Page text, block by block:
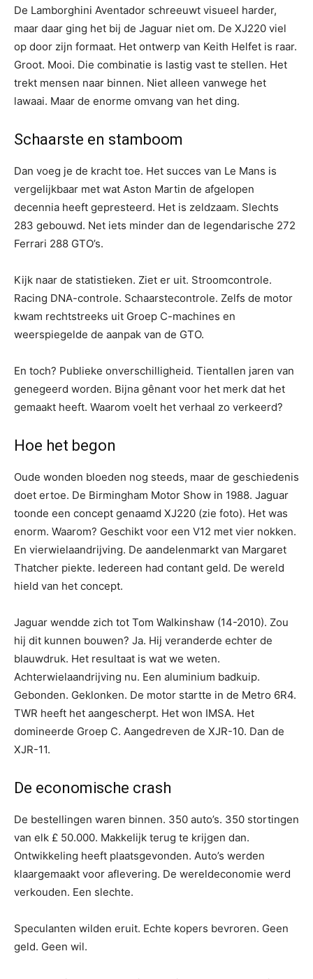
De Lamborghini Aventador schreeuwt visueel harder,
maar daar ging het bij de Jaguar niet om. De XJ220 viel
op door zijn formaat. Het ontwerp van Keith Helfet is raar.
Groot. Mooi. Die combinatie is lastig vast te stellen. Het
trekt mensen naar binnen. Niet alleen vanwege het
lawaai. Maar de enorme omvang van het ding.
Schaarste en stamboom
Dan voeg je de kracht toe. Het succes van Le Mans is
vergelijkbaar met wat Aston Martin de afgelopen
decennia heeft gepresteerd. Het is zeldzaam. Slechts
283 gebouwd. Net iets minder dan de legendarische 272
Ferrari 288 GTO’s.
Kijk naar de statistieken. Ziet er uit. Stroomcontrole.
Racing DNA-controle. Schaarstecontrole. Zelfs de motor
kwam rechtstreeks uit Groep C-machines en
weerspiegelde de aanpak van de GTO.
En toch? Publieke onverschilligheid. Tientallen jaren van
genegeerd worden. Bijna gênant voor het merk dat het
gemaakt heeft. Waarom voelt het verhaal zo verkeerd?
Hoe het begon
Oude wonden bloeden nog steeds, maar de geschiedenis
doet ertoe. De Birmingham Motor Show in 1988. Jaguar
toonde een concept genaamd XJ220 (zie foto). Het was
enorm. Waarom? Geschikt voor een V12 met vier nokken.
En vierwielaandrijving. De aandelenmarkt van Margaret
Thatcher piekte. Iedereen had contant geld. De wereld
hield van het concept.
Jaguar wendde zich tot Tom Walkinshaw (14-2010). Zou
hij dit kunnen bouwen? Ja. Hij veranderde echter de
blauwdruk. Het resultaat is wat we weten.
Achterwielaandrijving nu. Een aluminium badkuip.
Gebonden. Geklonken. De motor startte in de Metro 6R4.
TWR heeft het aangescherpt. Het won IMSA. Het
domineerde Groep C. Aangedreven de XJR-10. Dan de
XJR-11.
De economische crash
De bestellingen waren binnen. 350 auto’s. 350 stortingen
van elk £ 50.000. Makkelijk terug te krijgen dan.
Ontwikkeling heeft plaatsgevonden. Auto’s werden
klaargemaakt voor aflevering. De wereldeconomie werd
verkouden. Een slechte.
Speculanten wilden eruit. Echte kopers bevroren. Geen
geld. Geen wil.